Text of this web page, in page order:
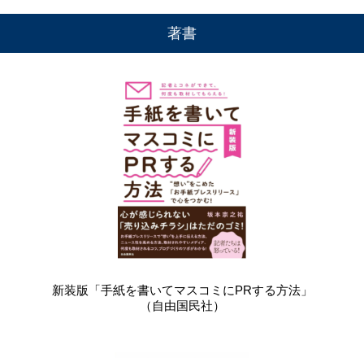
著書
新装版「手紙を書いてマスコミにPRする方法」
（自由国民社）